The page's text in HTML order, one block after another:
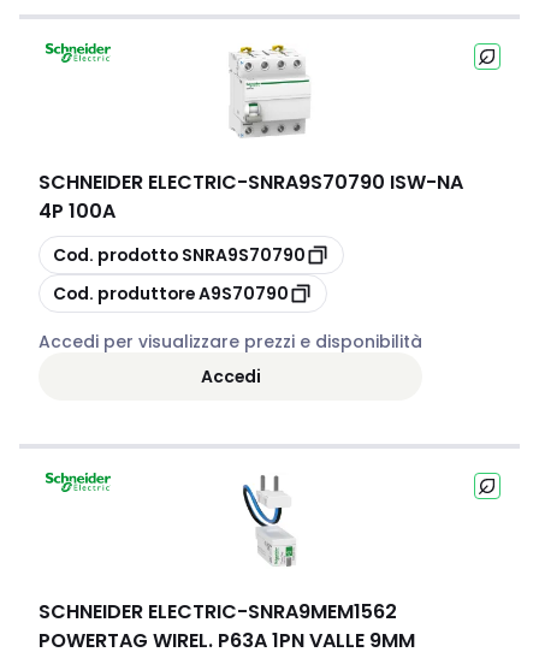
SCHNEIDER ELECTRIC-SNRA9S70790 ISW-NA
4P 100A
copia
Cod. prodotto SNRA9S70790
copia
Cod. produttoreA9S70790
Accedi per visualizzare prezzi e disponibilità
Accedi
SCHNEIDER ELECTRIC-SNRA9MEM1562
POWERTAG WIREL. P63A 1PN VALLE 9MM